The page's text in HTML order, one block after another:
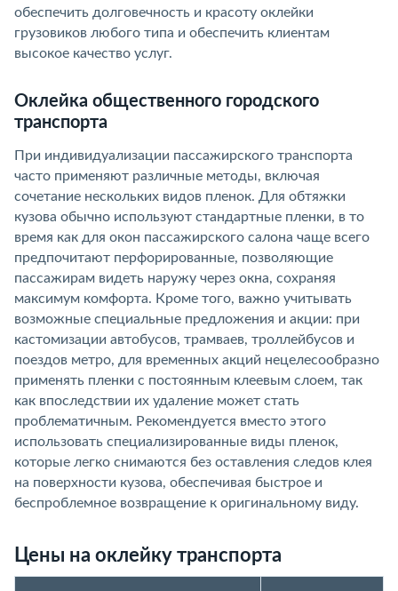
обеспечить долговечность и красоту оклейки
грузовиков любого типа и обеспечить клиентам
высокое качество услуг.
Оклейка общественного городского
транспорта
При индивидуализации пассажирского транспорта
часто применяют различные методы, включая
сочетание нескольких видов пленок. Для обтяжки
кузова обычно используют стандартные пленки, в то
время как для окон пассажирского салона чаще всего
предпочитают перфорированные, позволяющие
пассажирам видеть наружу через окна, сохраняя
максимум комфорта. Кроме того, важно учитывать
возможные специальные предложения и акции: при
кастомизации автобусов, трамваев, троллейбусов и
поездов метро, для временных акций нецелесообразно
применять пленки с постоянным клеевым слоем, так
как впоследствии их удаление может стать
проблематичным. Рекомендуется вместо этого
использовать специализированные виды пленок,
которые легко снимаются без оставления следов клея
на поверхности кузова, обеспечивая быстрое и
беспроблемное возвращение к оригинальному виду.
Цены на оклейку транспорта